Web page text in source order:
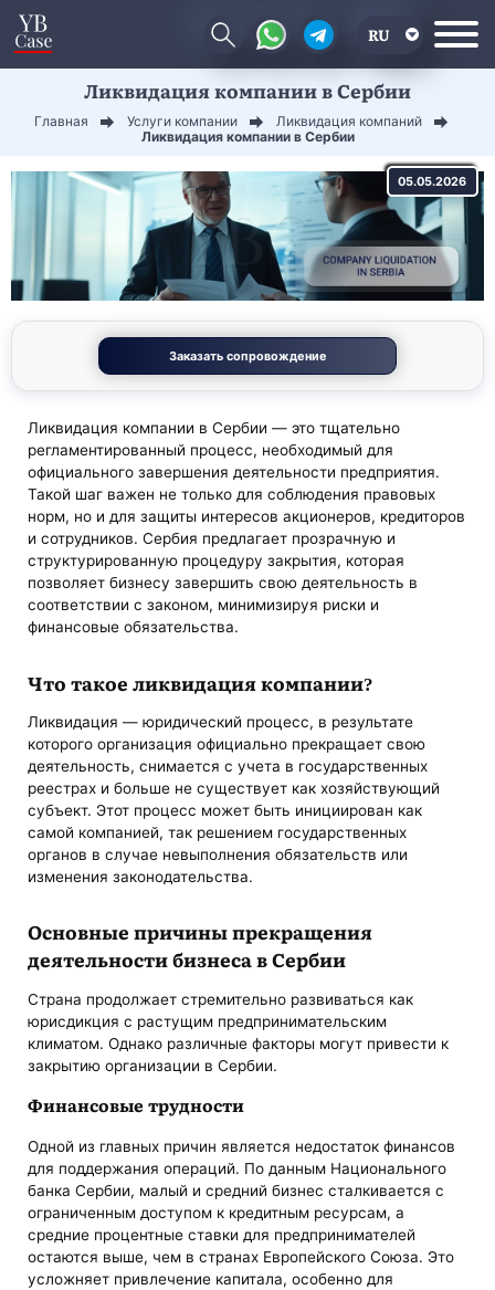
RU
CN
Ликвидация компании в Сербии
Главная Услуги компании
Ликвидация компаний
Ликвидация компании в Сербии
05.05.2026
Заказать сопровождение
Ликвидация компании в Сербии — это тщательно
регламентированный процесс, необходимый для
официального завершения деятельности предприятия.
Такой шаг важен не только для соблюдения правовых
норм, но и для защиты интересов акционеров, кредиторов
и сотрудников. Сербия предлагает прозрачную и
структурированную процедуру закрытия, которая
позволяет бизнесу завершить свою деятельность в
соответствии с законом, минимизируя риски и
финансовые обязательства.
Что такое ликвидация компании?
Ликвидация — юридический процесс, в результате
которого организация официально прекращает свою
деятельность, снимается с учета в государственных
реестрах и больше не существует как хозяйствующий
субъект. Этот процесс может быть инициирован как
самой компанией, так решением государственных
органов в случае невыполнения обязательств или
изменения законодательства.
Основные причины прекращения
деятельности бизнеса в Сербии
Страна продолжает стремительно развиваться как
юрисдикция с растущим предпринимательским
климатом. Однако различные факторы могут привести к
закрытию организации в Сербии.
Финансовые трудности
Одной из главных причин является недостаток финансов
для поддержания операций. По данным Национального
банка Сербии, малый и средний бизнес сталкивается с
ограниченным доступом к кредитным ресурсам, а
средние процентные ставки для предпринимателей
остаются выше, чем в странах Европейского Союза. Это
усложняет привлечение капитала, особенно для